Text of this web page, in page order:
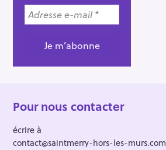
Pour nous contacter
écrire à
contact@saintmerry-hors-les-murs.com